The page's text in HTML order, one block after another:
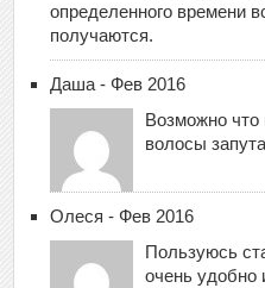
определенного времени
получаются.
Даша - Фев 2016
Возможно что
волосы
Олеся - Фев 2016
Пользуюсь
очень удобно